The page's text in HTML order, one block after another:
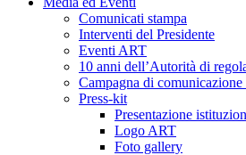
Comunicati stampa
Interventi del Presidente
Eventi ART
10 anni dell’Autorità di
Campagna di comunicazione
Press-kit
Presentazione
Logo ART
Foto gallery